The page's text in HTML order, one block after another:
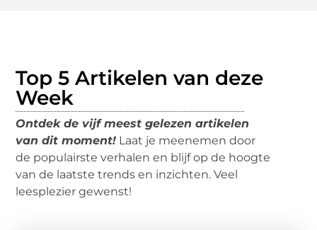
Top 5 Artikelen van deze
Week
Ontdek de vijf meest gelezen artikelen
van dit moment! Laat je meenemen door
de populairste verhalen en blijf op de hoogte
van de laatste trends en inzichten. Veel
leesplezier gewenst!